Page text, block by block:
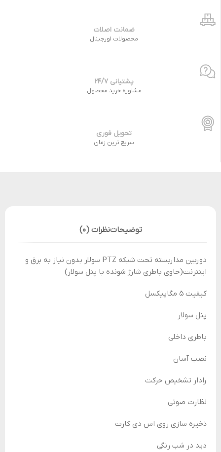
ضمانت اصلات
محصولات اورجینال
پشتیانی 24/7
مشاوره خرید محصول
تحویل فوری
سریع ترین زمان
توضیحاتنظرات (0)
دوربین مداربسته تحت شبکه PTZ سولار بدون نیاز به برق و
اینترنت(حاوی باطری شارژ شونده با پنل سولار)
کیفیت 5 مگاپیکسل
پنل سولار
باطری داخلی
نصب آسان
رادار تشخیص حرکت
نظارت صوتی
ذخیره سازی روی اس دی کارت
دید در شب رنگی